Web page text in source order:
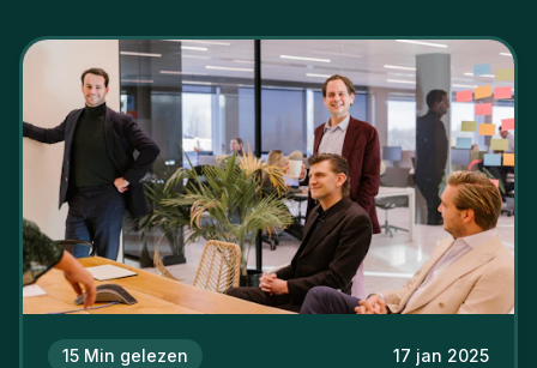
15 Min gelezen 17 jan 2025